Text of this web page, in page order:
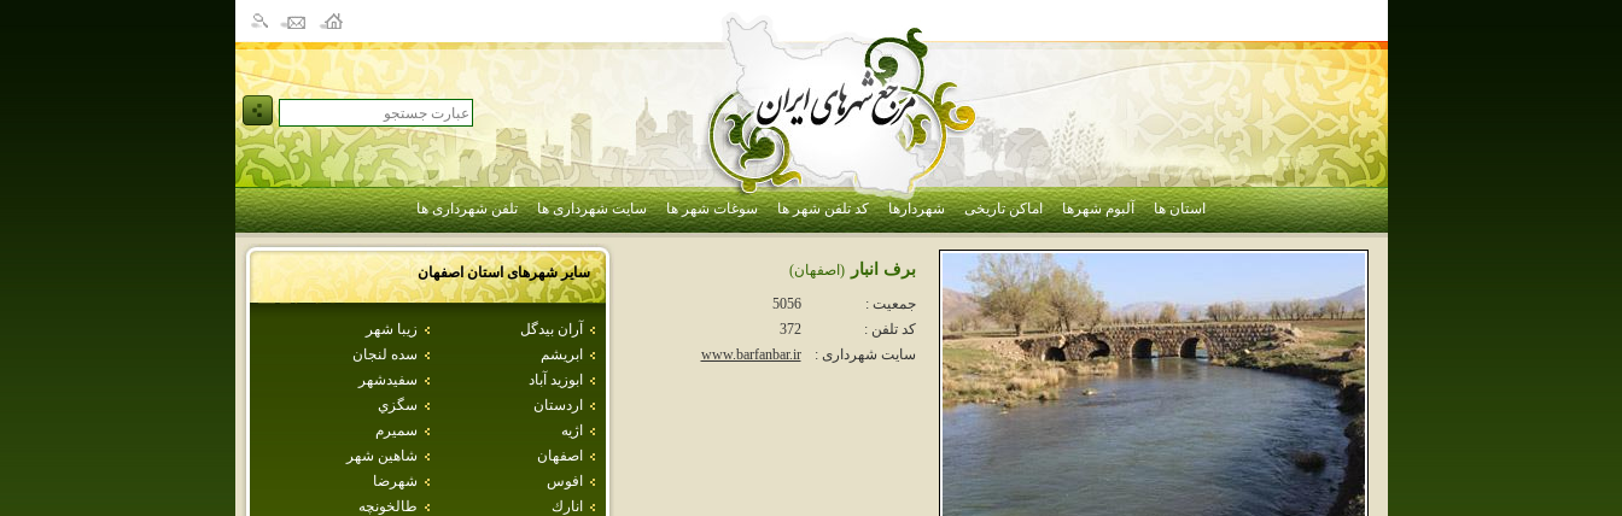
استان ها آلبوم شهرها اماکن تاریخی شهردارها کد تلفن شهر ها سوغات شهر ها سایت شهرداری ها تلفن شهرداری ها
سایر شهرهای استاناصفهان
آران بيدگل
زيبا شهر
ابريشم
سده لنجان
ابوزيد آباد
سفيدشهر
اردستان
سگزي
اژيه
سميرم
اصفهان
شاهين شهر
افوس
شهرضا
انارك
طالخونچه
برف انبار
(اصفهان)
جمعیت :
5056
کد تلفن :
372
سایت شهرداری :
www.barfanbar.ir